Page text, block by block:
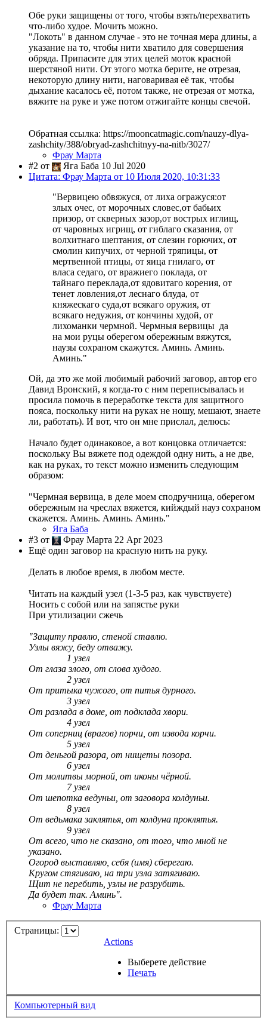
Обе руки защищены от того, чтобы взять/перехватить
что-либо худое. Мочить можно.
"Локоть" в данном случае - это не точная мера длины, а
указание на то, чтобы нити хватило для совершения
обряда. Припасите для этих целей моток красной
шерстяной нити. От этого мотка берите, не отрезая,
некоторую длину нити, наговаривая её так, чтобы
дыхание касалось её, потом также, не отрезая от мотка,
вяжите на руке и уже потом отжигайте концы свечой.
Обратная ссылка: https://mooncatmagic.com/nauzy-dlya-
zashchity/388/obryad-zashchitnyy-na-nitb/3027/
Фрау Марта
#2 от
Яга Баба 10 Jul 2020
Цитата: Фрау Марта от 10 Июля 2020, 10:31:33
"Вервицею обвяжуся, от лиха огражуся:от
злых очес, от морочных словес,от бабьих
призор, от скверных зазор,от вострых иглищ,
от чаровных игрищ, от гиблаго сказания, от
волхитнаго шептания, от слезин горючих, от
смолин кипучих, от черной тряпицы, от
мертвенной птицы, от яица гнилаго, от
власа седаго, от вражиего поклада, от
тайнаго переклада,от ядовитаго корения, от
тенет ловления,от леснаго блуда, от
княжескаго суда,от всякаго оружия, от
всякаго недужия, от кончины худой, от
лихоманки чермной. Чермныя вервицы да
на мои руцы оберегом обережным вяжутся,
наузы сохраном скажутся. Аминь. Аминь.
Аминь."
Ой, да это же мой любимый рабочий заговор, автор его
Давид Вронский, я когда-то с ним переписывалась и
просила помочь в переработке текста для защитного
пояса, поскольку нити на руках не ношу, мешают, знаете
ли, работать). И вот, что он мне прислал, делюсь:
Начало будет одинаковое, а вот концовка отличается:
поскольку Вы вяжете под одеждой одну нить, а не две,
как на руках, то текст можно изменить следующим
образом:
"Чермная вервица, в деле моем сподручница, оберегом
обережным на чреслах вяжется, кийждый науз сохраном
скажется. Аминь. Аминь. Аминь."
Яга Баба
#3 от
Фрау Марта 22 Apr 2023
Ещё один заговор на красную нить на руку.
Делать в любое время, в любом месте.
Читать на каждый узел (1-3-5 раз, как чувствуете)
Носить с собой или на запястье руки
При утилизации сжечь
"Защиту правлю, стеной ставлю.
Узлы вяжу, беду отважу.
1 узел
От глаза злого, от слова худого.
2 узел
От притыка чужого, от питья дурного.
3 узел
От разлада в доме, от подклада хвори.
4 узел
От соперниц (врагов) порчи, от извода корчи.
5 узел
От деньгой разора, от нищеты позора.
6 узел
От молитвы морной, от иконы чёрной.
7 узел
От шепотка ведуньи, от заговора колдуньи.
8 узел
От ведьмака заклятья, от колдуна проклятья.
9 узел
От всего, что не сказано, от того, что мной не
указано.
Огород выставляю, себя (имя) сберегаю.
Кругом стягиваю, на три узла затягиваю.
Щит не перебить, узлы не разрубить.
Да будет так. Аминь".
Фрау Марта
Страницы:
Actions
Выберете действие
Печать
Компьютерный вид